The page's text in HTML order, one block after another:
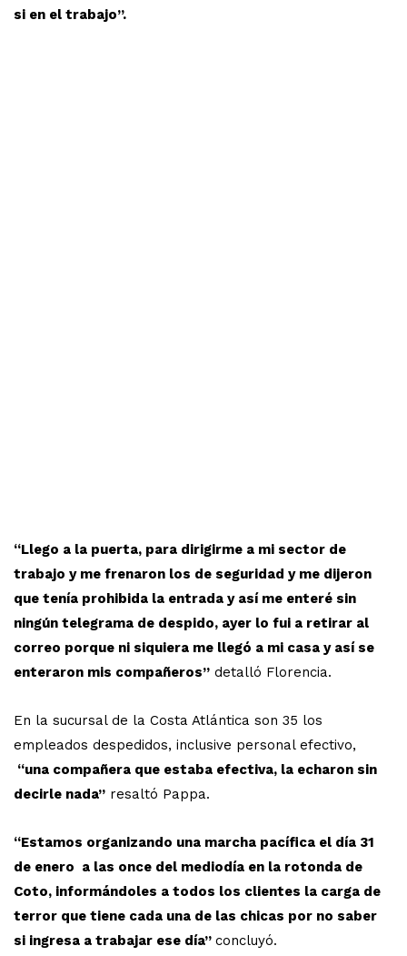
si en el trabajo”.
“Llego a la puerta, para dirigirme a mi sector de
trabajo y me frenaron los de seguridad y me dijeron
que tenía prohibida la entrada y así me enteré sin
ningún telegrama de despido, ayer lo fui a retirar al
correo porque ni siquiera me llegó a mi casa y así se
enteraron mis compañeros” detalló Florencia.
En la sucursal de la Costa Atlántica son 35 los
empleados despedidos, inclusive personal efectivo,
“una compañera que estaba efectiva, la echaron sin
decirle nada” resaltó Pappa.
“Estamos organizando una marcha pacífica el día 31
de enero a las once del mediodía en la rotonda de
Coto, informándoles a todos los clientes la carga de
terror que tiene cada una de las chicas por no saber
si ingresa a trabajar ese día” concluyó.